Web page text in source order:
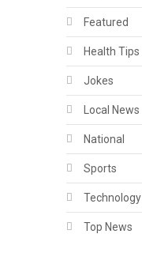
Featured
Health Tips
Jokes
Local News
National
Sports
Technology
Top News